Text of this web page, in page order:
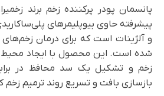
پانسمان پودر پرکننده زخم برند
پیشرفته حاوی بیوپلیمرهای
و آلژینات است که برای درمان
شده است. این محصول با ایجاد
زخم و تشکیل یک سد محافظ در
بازسازی بافت و تسریع روند ترمیم